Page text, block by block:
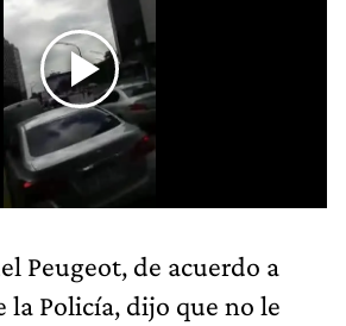
Peugeot, de acuerdo a
Policía, dijo que no le